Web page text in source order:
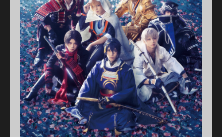
最新カテゴリー
加州清光 単騎出陣 極
髭切 単騎出陣 ～夢幻泡影～
江 おん すていじ かうんとだうんぱーてぃー